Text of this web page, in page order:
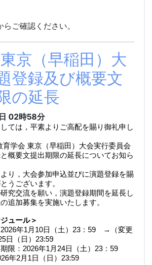
らご確認ください。
京（早稲田）大
録及び概要文
の延長
02時58分
ては，平素よりご高配を賜り御礼申し
育学会 東京（早稲田）大会実行委員会
概要文提出期限の延長についてお知ら
り，大会参加申込並びに演題登録を賜
うございます。
究交流を願い，演題登録期間を延長し
追加募集を実施いたします。
ュール＞
年1月10日（土）23：59 →（変更
日（日）23:59
限：2026年1月24日（土）23：59
年2月1日（日）23:59